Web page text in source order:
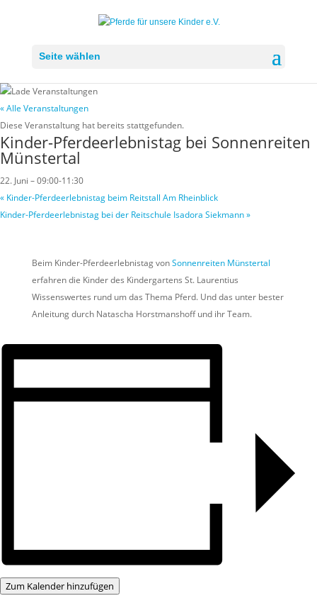
Seite wählen
« Alle Veranstaltungen
Diese Veranstaltung hat bereits stattgefunden.
Kinder-Pferdeerlebnistag bei Sonnenreiten
Münstertal
22. Juni – 09:00-11:30
« Kinder-Pferdeerlebnistag beim Reitstall Am Rheinblick
Kinder-Pferdeerlebnistag bei der Reitschule Isadora Siekmann»
Beim Kinder-Pferdeerlebnistag vonSonnenreiten Münstertal
erfahren die Kinder des Kindergartens St. Laurentius
Wissenswertes rund um das Thema Pferd. Und das unter bester
Anleitung durch Natascha Horstmanshoff und ihr Team.
Zum Kalender hinzufügen